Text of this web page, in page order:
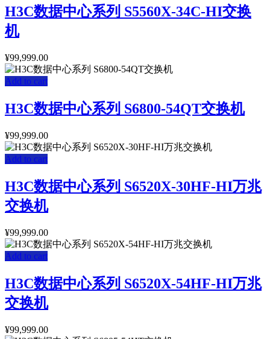
H3C数据中心系列 S5560X-34C-HI交换
机
¥99,999.00
Add to cart
H3C数据中心系列 S6800-54QT交换机
¥99,999.00
Add to cart
H3C数据中心系列 S6520X-30HF-HI万兆
交换机
¥99,999.00
Add to cart
H3C数据中心系列 S6520X-54HF-HI万兆
交换机
¥99,999.00